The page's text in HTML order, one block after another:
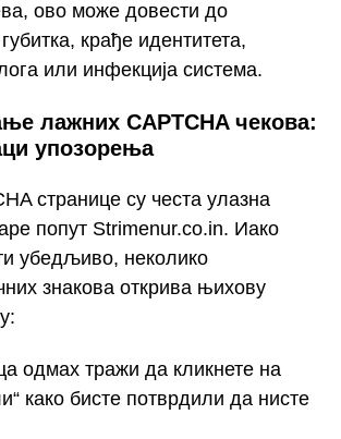
ово може довести до
крађе идентитета,
или инфекција система.
лажних CAPTCHA чекова:
упозорења
странице су честа улазна
попут Strimenur.co.in. Иако
убедљиво, неколико
знакова открива њихову
одмах тражи да кликнете на
како бисте потврдили да нисте